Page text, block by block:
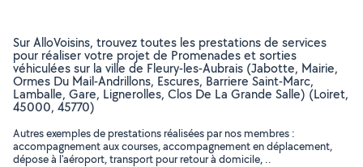
Sur AlloVoisins, trouvez toutes les prestations de services
pour réaliser votre projet de Promenades et sorties
véhiculées sur la ville de Fleury-les-Aubrais (Jabotte, Mairie,
Ormes Du Mail-Andrillons, Escures, Barriere Saint-Marc,
Lamballe, Gare, Lignerolles, Clos De La Grande Salle) (Loiret,
45000, 45770)
Autres exemples de prestations réalisées par nos membres :
accompagnement aux courses, accompagnement en déplacement,
dépose à l'aéroport, transport pour retour à domicile, ..